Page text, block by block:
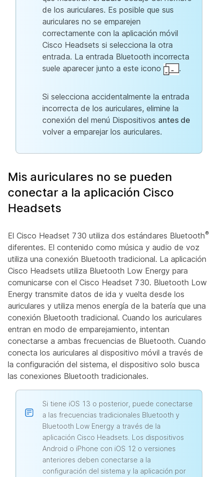
de los auriculares. Es posible que sus
auriculares no se emparejen
correctamente con la aplicación móvil
Cisco Headsets si selecciona la otra
entrada. La entrada Bluetooth incorrecta
suele aparecer junto a este icono
.
Si selecciona accidentalmente la entrada
incorrecta de los auriculares, elimine la
conexión del menú Dispositivos antes de
volver a emparejar los auriculares.
Mis auriculares no se pueden
conectar a la aplicación Cisco
Headsets
El Cisco Headset 730 utiliza dos estándares Bluetooth®
diferentes. El contenido como música y audio de voz
utiliza una conexión Bluetooth tradicional. La aplicación
Cisco Headsets utiliza Bluetooth Low Energy para
comunicarse con el Cisco Headset 730. Bluetooth Low
Energy transmite datos de ida y vuelta desde los
auriculares y utiliza menos energía de la batería que una
conexión Bluetooth tradicional. Cuando los auriculares
entran en modo de emparejamiento, intentan
conectarse a ambas frecuencias de Bluetooth. Cuando
conecta los auriculares al dispositivo móvil a través de
la configuración del sistema, el dispositivo solo busca
las conexiones Bluetooth tradicionales.
Si tiene iOS 13 o posterior, puede conectarse
a las frecuencias tradicionales Bluetooth y
Bluetooth Low Energy a través de la
aplicación Cisco Headsets. Los dispositivos
Android o iPhone con iOS 12 o versiones
anteriores deben conectarse a la
configuración del sistema y la aplicación por